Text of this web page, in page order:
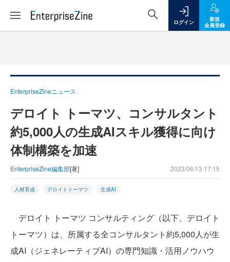
ログイン
新規
会員登録
EnterpriseZineニュース
デロイト トーマツ、コンサルタント
約5,000人の生成AIスキル獲得に向け
体制構築を加速
EnterpriseZine編集部[著] 2023/06/13 17:15
人材育成 デロイトトーマツ 生成AI
デロイト トーマツ コンサルティング（以下、デロイト
トーマツ）は、所属する全コンサルタント約5,000人が生
成AI（ジェネレーティブAI）の専門知識・活用ノウハウ